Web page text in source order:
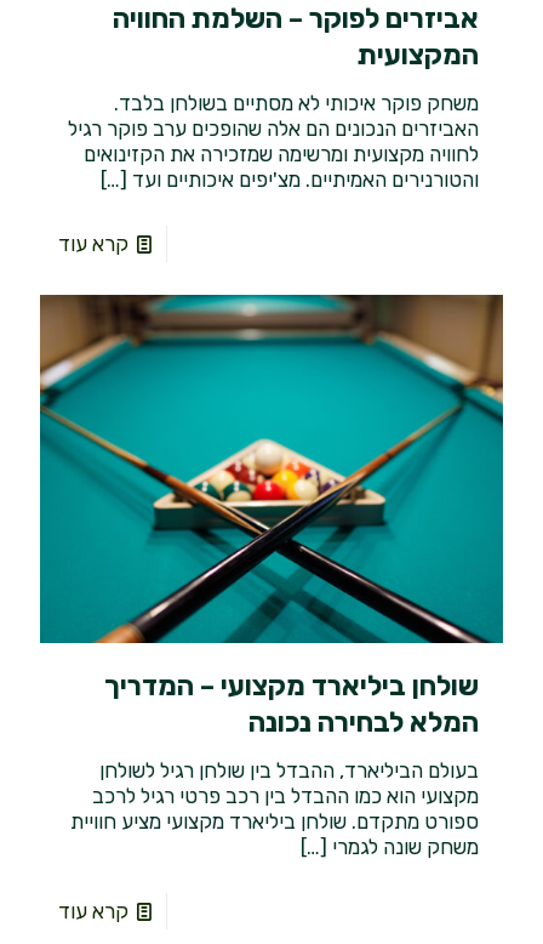
אביזרים לפוקר – השלמת החוויה
המקצועית
משחק פוקר איכותי לא מסתיים בשולחן בלבד.
האביזרים הנכונים הם אלה שהופכים ערב פוקר רגיל
לחוויה מקצועית ומרשימה שמזכירה את הקזינואים
והטורנירים האמיתיים. מצ'יפים איכותיים ועד […]
קרא עוד
שולחן ביליארד מקצועי – המדריך
המלא לבחירה נכונה
בעולם הביליארד, ההבדל בין שולחן רגיל לשולחן
מקצועי הוא כמו ההבדל בין רכב פרטי רגיל לרכב
ספורט מתקדם. שולחן ביליארד מקצועי מציע חוויית
משחק שונה לגמרי […]
קרא עוד